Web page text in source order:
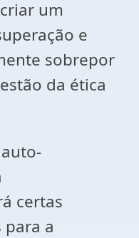
um
e
sobrepor
da ética
certas
para a